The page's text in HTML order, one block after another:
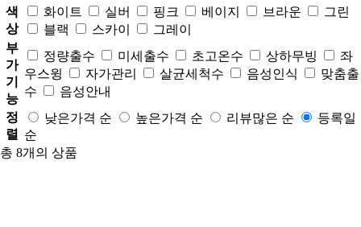
색
상
화이트 실버 핑크 베이지 브라운
그린
블랙
스카이
그레이
부
가
기
능
정량출수 미세출수 초고온수 상하무빙
좌
우스윙
자가관리 살균세척수 음성인식
맞춤출
수
음성안내
정
렬
낮은가격 순 높은가격 순 리뷰많은 순
등록일
순
총 8개의 상품